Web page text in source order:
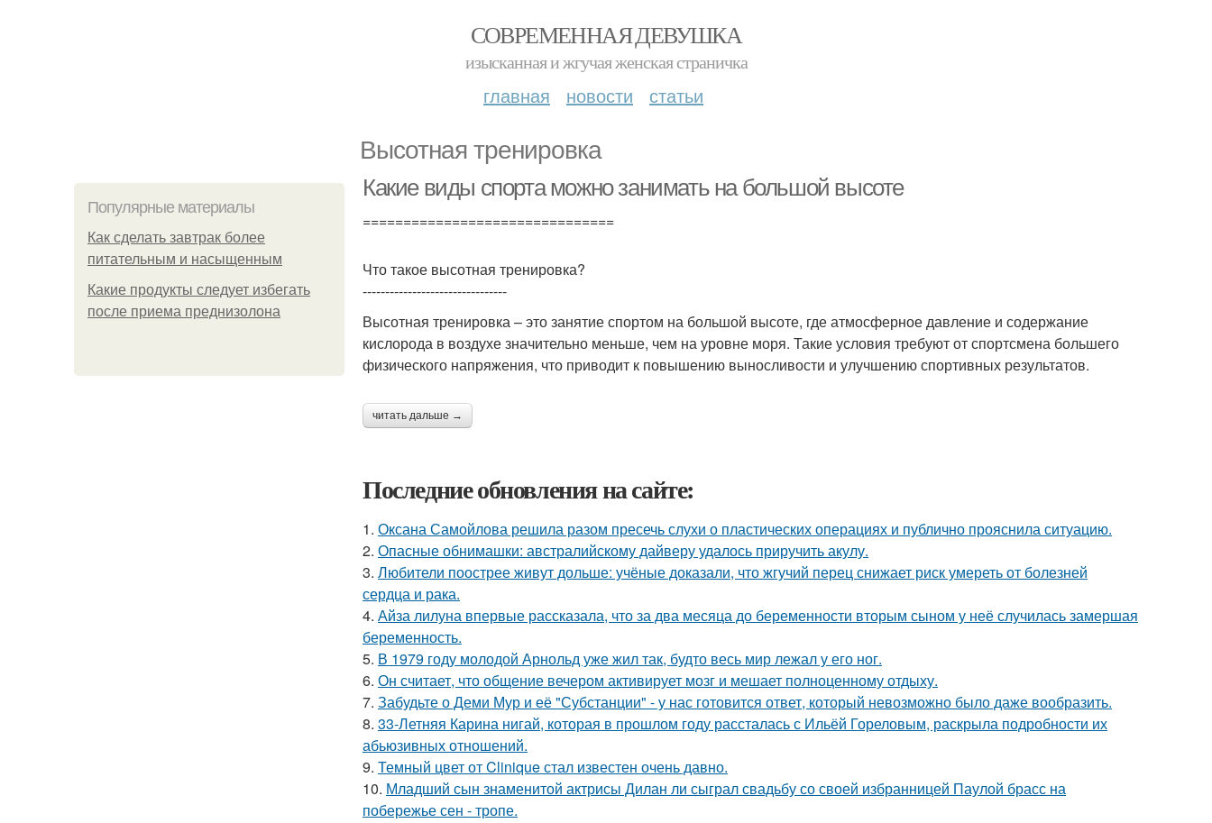
СОВРЕМЕННАЯ ДЕВУШКА
изысканная и жгучая женская страничка
главная новости статьи
Высотная тренировка
Популярные материалы
Как сделать завтрак более
питательным и насыщенным
Какие продукты следует избегать
после приема преднизолона
Какие виды спорта можно занимать на большой высоте
===============================
Что такое высотная тренировка?
--------------------------------
Высотная тренировка – это занятие спортом на большой высоте, где атмосферное давление и содержание
кислорода в воздухе значительно меньше, чем на уровне моря. Такие условия требуют от спортсмена большего
физического напряжения, что приводит к повышению выносливости и улучшению спортивных результатов.
читать дальше →
Последние обновления на сайте:
1. Оксана Самойлова решила разом пресечь слухи о пластических операциях и публично прояснила ситуацию.
2. Опасные обнимашки: австралийскому дайверу удалось приручить акулу.
3. Любители поострее живут дольше: учёные доказали, что жгучий перец снижает риск умереть от болезней
сердца и рака.
4. Айза лилуна впервые рассказала, что за два месяца до беременности вторым сыном у неё случилась замершая
беременность.
5. В 1979 году молодой Арнольд уже жил так, будто весь мир лежал у его ног.
6. Он считает, что общение вечером активирует мозг и мешает полноценному отдыху.
7. Забудьте о Деми Мур и её "Субстанции" - у нас готовится ответ, который невозможно было даже вообразить.
8. 33-Летняя Карина нигай, которая в прошлом году рассталась с Ильёй Гореловым, раскрыла подробности их
абьюзивных отношений.
9. Темный цвет от Clinique стал известен очень давно.
10. Младший сын знаменитой актрисы Дилан ли сыграл свадьбу со своей избранницей Паулой брасс на
побережье сен - тропе.